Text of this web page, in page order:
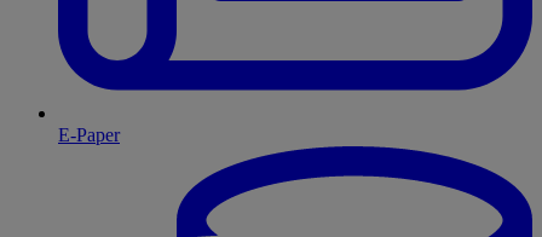
E-Paper